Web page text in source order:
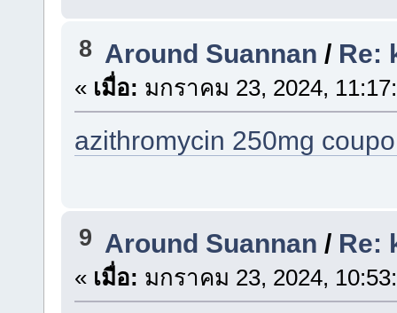
8 Around Suannan / Re:
« เมื่อ: มกราคม 23, 2024,
azithromycin 250mg
9 Around Suannan / Re:
« เมื่อ: มกราคม 23, 2024,